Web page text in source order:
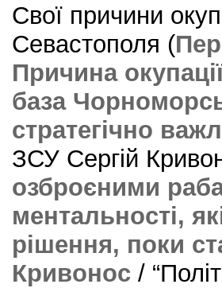
Свої причини
Севастополя (
Причина
база
стратегічно
ЗСУ Сергій
озброєними
ментальності,
рішення, поки
Кривонос /